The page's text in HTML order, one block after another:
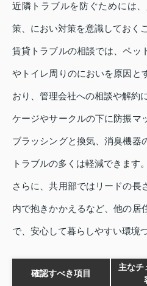
近隣トラブルを防ぐためには
策、におい対策を意識しておく
賃貸トラブルの相談では、ペッ
やトイレ周りのにおいを原因と
おり、管理会社への相談や解約
ケージやサークルの下に防振マ
ブラッシングと換気、消臭機器
トラブルの多くは軽減できます。
さらに、共用部ではリードの長
内で抱きかかえるなど、他の居
で、安心して暮らしやすい環境
確認すべき項目
主なチ